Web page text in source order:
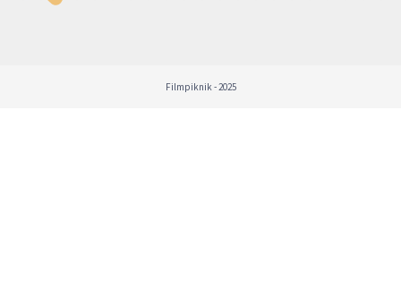
Filmpiknik - 2025